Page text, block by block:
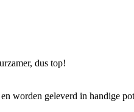
dus top!
worden geleverd in handige